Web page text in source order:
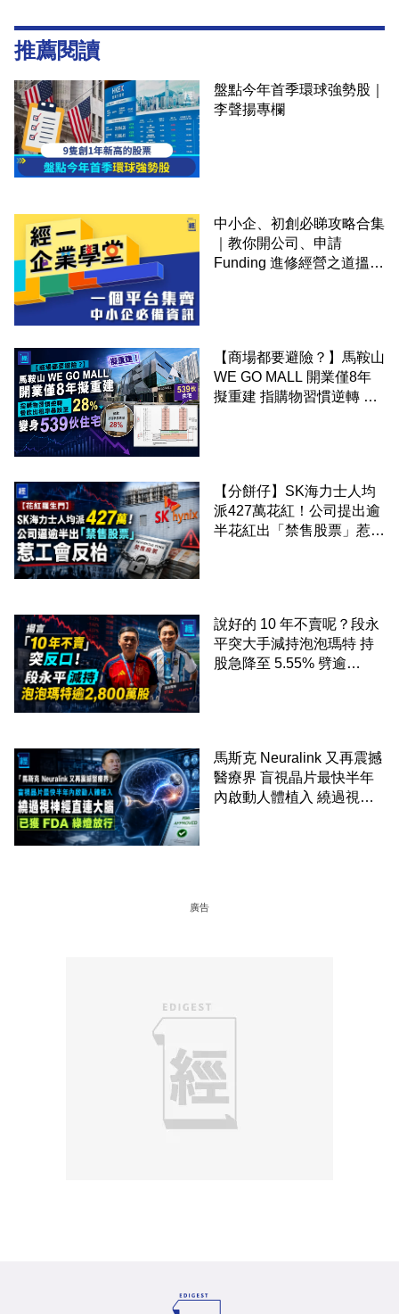
推薦閱讀
盤點今年首季環球強勢股｜
李聲揚專欄
中小企、初創必睇攻略合集
｜教你開公司、申請
Funding 進修經營之道搵大
【商場都要避險？】馬鞍山
WE GO MALL 開業僅8年
擬重建 指購物習慣逆轉 餐
【分餅仔】SK海力士人均
派427萬花紅！公司提出逾
半花紅出「禁售股票」惹工
說好的 10 年不賣呢？段永
平突大手減持泡泡瑪特 持
股急降至 5.55% 劈逾
馬斯克 Neuralink 又再震撼
醫療界 盲視晶片最快半年
內啟動人體植入 繞過視神
廣告